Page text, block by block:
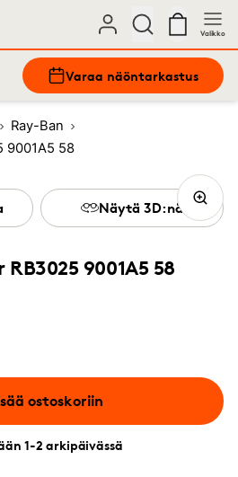
Valikko
Varaa näöntarkastus
Ray-Ban
9001A5 58
9001A5 58
ostoskoriin
1-2 arkipäivässä
Näytä 3D:nä